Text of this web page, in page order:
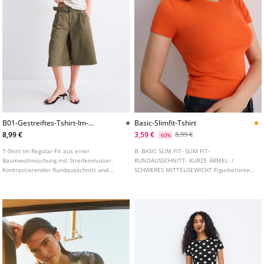
B01-Gestreiftes-Tshirt-Im-
Regularfit
8,99 €
T-Shirt im Regular-Fit aus einer
Baumwollmischung mit Streifenmuster.
Kontrastierender Rundausschnitt und
Basic-Slimfit-Tshirt
3,59 €
-60% 8,99 €
B- BASIC SLIM FIT- SLIM FIT-
RUNDAUSSCHNITT- KURZE ÄRMEL- /
SCHWERES MITTELGEWICHT Figurbetontes